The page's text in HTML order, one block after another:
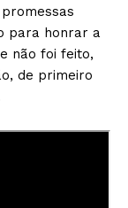
para honrar a
não foi feito,
de primeiro